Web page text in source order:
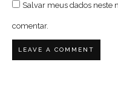
Salvar meus dados neste
comentar.